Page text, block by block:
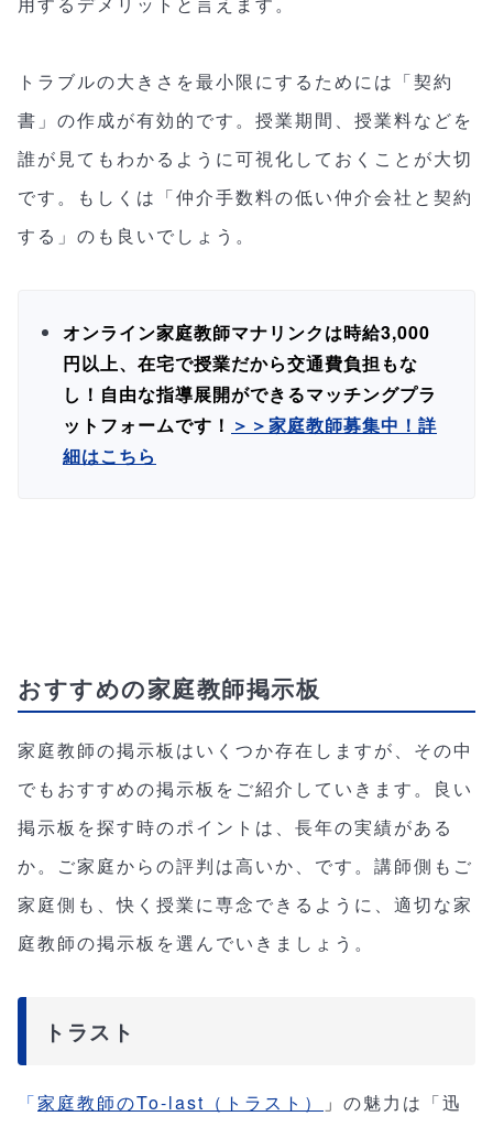
トラブルの大きさを最小限にするためには「契約
書」の作成が有効的です。授業期間、授業料などを
誰が見てもわかるように可視化しておくことが大切
です。もしくは「仲介手数料の低い仲介会社と契約
する」のも良いでしょう。
オンライン家庭教師マナリンクは時給3,000
円以上、在宅で授業だから交通費負担もな
し！自由な指導展開ができるマッチングプラ
ットフォームです！ ＞＞家庭教師募集中！詳
細はこちら
おすすめの家庭教師掲示板
家庭教師の掲示板はいくつか存在しますが、その中
でもおすすめの掲示板をご紹介していきます。良い
掲示板を探す時のポイントは、長年の実績がある
か。ご家庭からの評判は高いか、です。講師側もご
家庭側も、快く授業に専念できるように、適切な家
庭教師の掲示板を選んでいきましょう。
トラスト
「家庭教師のTo-last（トラスト） 」 の魅力は「迅